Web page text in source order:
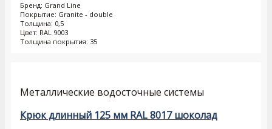
Бренд: Grand Line
Покрытие: Granite - double
Толщина: 0,5
Цвет: RAL 9003
Толщина покрытия: 35
Металлические водосточные системы
Крюк длинный 125 мм RAL 8017 шоколад